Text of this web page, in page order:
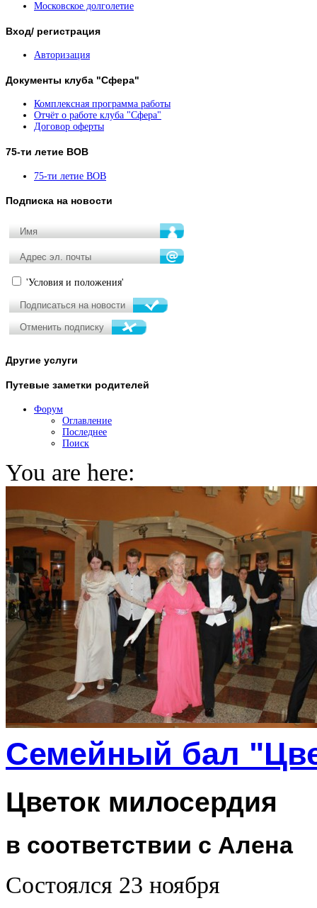
Московское долголетие
Вход/ регистрация
Авторизация
Документы клуба "Сфера"
Комплексная программа работы
Отчёт о работе клуба "Сфера"
Договор оферты
75-ти летие ВОВ
75-ти летие ВОВ
Подписка на новости
'Условия и положения'
Другие услуги
Путевые заметки родителей
Форум
Оглавление
Последнее
Поиск
You are here:
Семейный бал
Цветок милосердия
в соответствии с Алена
Состоялся 23 ноября